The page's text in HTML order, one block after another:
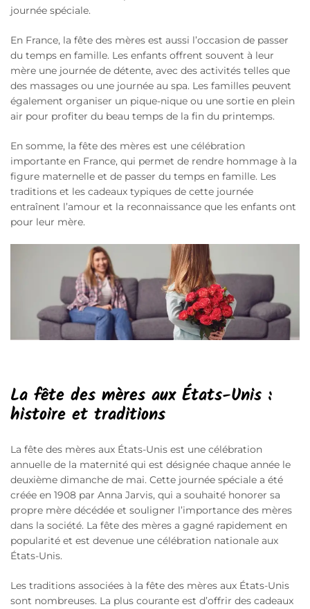
journée spéciale.
En France, la fête des mères est aussi l’occasion de passer
du temps en famille. Les enfants offrent souvent à leur
mère une journée de détente, avec des activités telles que
des massages ou une journée au spa. Les familles peuvent
également organiser un pique-nique ou une sortie en plein
air pour profiter du beau temps de la fin du printemps.
En somme, la fête des mères est une célébration
importante en France, qui permet de rendre hommage à la
figure maternelle et de passer du temps en famille. Les
traditions et les cadeaux typiques de cette journée
entraînent l’amour et la reconnaissance que les enfants ont
pour leur mère.
La fête des mères aux États-Unis :
histoire et traditions
La fête des mères aux États-Unis est une célébration
annuelle de la maternité qui est désignée chaque année le
deuxième dimanche de mai. Cette journée spéciale a été
créée en 1908 par Anna Jarvis, qui a souhaité honorer sa
propre mère décédée et souligner l’importance des mères
dans la société. La fête des mères a gagné rapidement en
popularité et est devenue une célébration nationale aux
États-Unis.
Les traditions associées à la fête des mères aux États-Unis
sont nombreuses. La plus courante est d’offrir des cadeaux